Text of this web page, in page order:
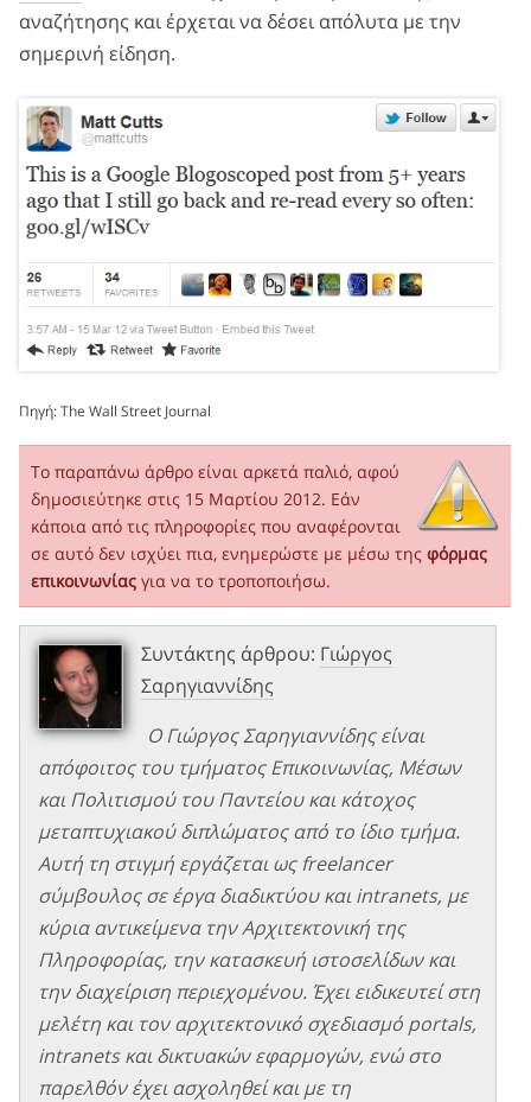
αναζήτησης και έρχεται να δέσει απόλυτα με την
σημερινή είδηση.
Πηγή:The Wall Street Journal
Το παραπάνω άρθρο είναι αρκετά παλιό, αφού
δημοσιεύτηκε στις 15 Μαρτίου 2012. Εάν
κάποια από τις πληροφορίες που αναφέρονται
σε αυτό δεν ισχύει πια, ενημερώστε με μέσω της φόρμας
επικοινωνίας για να το τροποποιήσω.
Συντάκτης άρθρου: Γιώργος
Σαρηγιαννίδης
Ο Γιώργος Σαρηγιαννίδης είναι
απόφοιτος του τμήματος Επικοινωνίας, Μέσων
και Πολιτισμού του Παντείου και κάτοχος
μεταπτυχιακού διπλώματος από το ίδιο τμήμα.
Αυτή τη στιγμή εργάζεται ως freelancer
σύμβουλος σε έργα διαδικτύου και intranets, με
κύρια αντικείμενα την Αρχιτεκτονική της
Πληροφορίας, την κατασκευή ιστοσελίδων και
την διαχείριση περιεχομένου. Έχει ειδικευτεί στη
μελέτη και τον αρχιτεκτονικό σχεδιασμό portals,
intranets και δικτυακών εφαρμογών, ενώ στο
παρελθόν έχει ασχοληθεί και με τη